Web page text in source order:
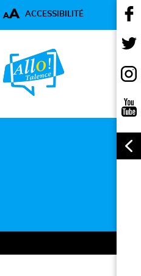
AA ACCESSIBILITÉ